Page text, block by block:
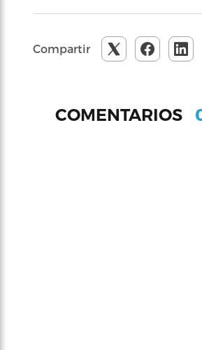
Compartir
COMENTARIOS